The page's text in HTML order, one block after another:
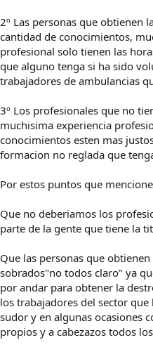
2º Las personas que obtienen
cantidad de conocimientos,
profesional solo tienen las
que alguno tenga si ha sido
trabajadores de ambulancias
3º Los profesionales que no
muchisima experiencia
conocimientos esten mas
formacion no reglada que
Por estos puntos que
Que no deberiamos los
parte de la gente que tiene la
Que las personas que
sobrados"no todos claro" ya
por andar para obtener la
los trabajadores del sector
sudor y en algunas ocasiones
propios y a cabezazos todos